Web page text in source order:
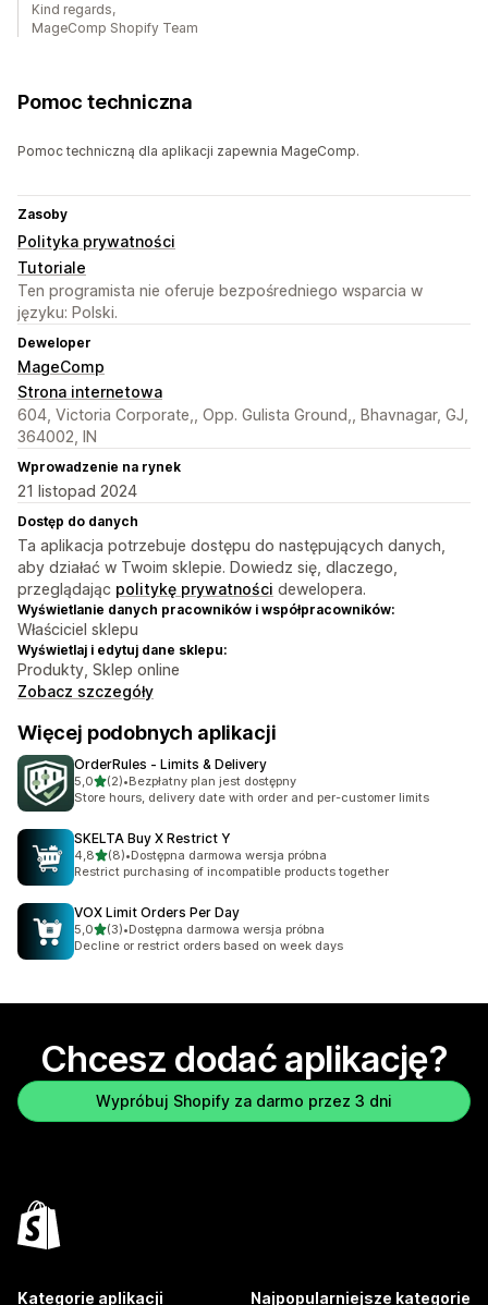
Kind regards,
MageComp Shopify Team
Pomoc techniczna
Pomoc techniczną dla aplikacji zapewnia MageComp.
Zasoby
Polityka prywatności
Tutoriale
Ten programista nie oferuje bezpośredniego wsparcia w
języku: Polski.
Deweloper
MageComp
Strona internetowa
604, Victoria Corporate,, Opp. Gulista Ground,, Bhavnagar, GJ,
364002, IN
Wprowadzenie na rynek
21 listopad 2024
Dostęp do danych
Ta aplikacja potrzebuje dostępu do następujących danych,
aby działać w Twoim sklepie. Dowiedz się, dlaczego,
przeglądając politykę prywatności dewelopera.
Wyświetlanie danych pracowników i współpracowników:
Właściciel sklepu
Wyświetlaj i edytuj dane sklepu:
Produkty, Sklep online
Zobacz szczegóły
Więcej podobnych aplikacji
OrderRules ‑ Limits & Delivery
5,0na 5 gwiazdek
(2)
Łączna liczba recenzji: 2
•Bezpłatny plan jest dostępny
Store hours, delivery date with order and per-customer limits
SKELTA Buy X Restrict Y
4,8na 5 gwiazdek
(8)
Łączna liczba recenzji: 8
•Dostępna darmowa wersja próbna
Restrict purchasing of incompatible products together
VOX Limit Orders Per Day
5,0na 5 gwiazdek
(3)
Łączna liczba recenzji: 3
•Dostępna darmowa wersja próbna
Decline or restrict orders based on week days
Chcesz dodać aplikację?
Wypróbuj Shopify za darmo przez 3 dni
Kategorie aplikacji Najpopularniejsze kategorie